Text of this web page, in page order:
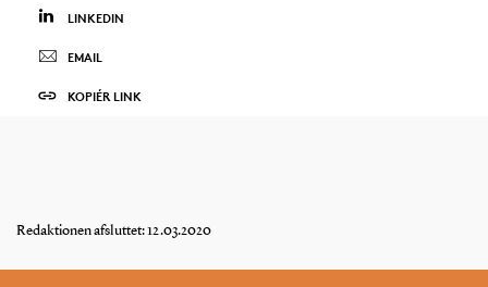
LINKEDIN
EMAIL
KOPIÉR LINK
Redaktionen afsluttet: 12.03.2020